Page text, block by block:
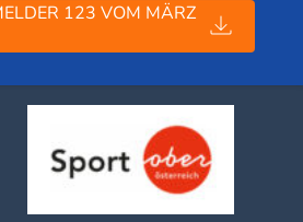
123 VOM MÄRZ